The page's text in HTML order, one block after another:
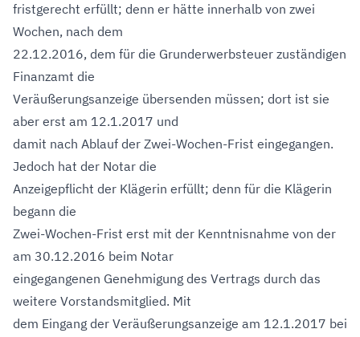
fristgerecht erfüllt; denn er hätte innerhalb von zwei
Wochen, nach dem
22.12.2016, dem für die Grunderwerbsteuer zuständigen
Finanzamt die
Veräußerungsanzeige übersenden müssen; dort ist sie
aber erst am 12.1.2017 und
damit nach Ablauf der Zwei-Wochen-Frist eingegangen.
Jedoch hat der Notar die
Anzeigepflicht der Klägerin erfüllt; denn für die Klägerin
begann die
Zwei-Wochen-Frist erst mit der Kenntnisnahme von der
am 30.12.2016 beim Notar
eingegangenen Genehmigung des Vertrags durch das
weitere Vorstandsmitglied. Mit
dem Eingang der Veräußerungsanzeige am 12.1.2017 bei